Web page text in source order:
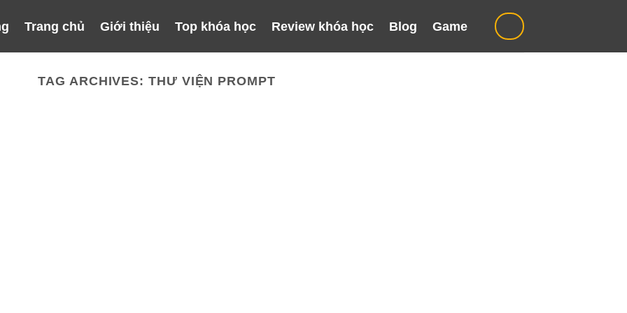
Trang chủ Giới thiệu Top khóa học Review khóa học Blog Game
TAG ARCHIVES:THƯ VIỆN PROMPT